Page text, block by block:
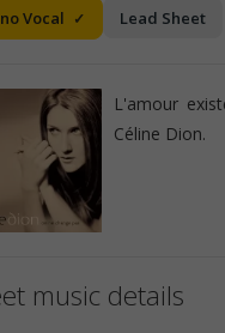
Vocal Lead Sheet
L'amour
Céline Dion.
music details